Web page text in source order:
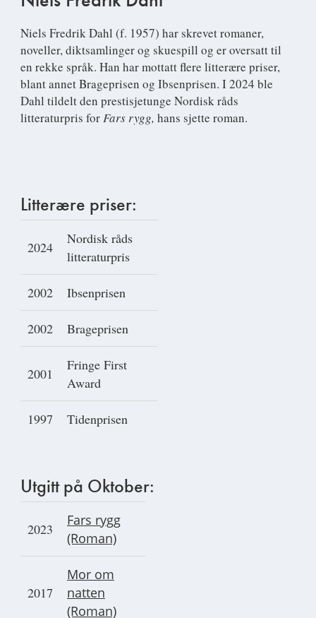
Niels Fredrik Dahl (f. 1957) har skrevet romaner,
noveller, diktsamlinger og skuespill og er oversatt til
en rekke språk. Han har mottatt flere litterære priser,
blant annet Brageprisen og Ibsenprisen. I 2024 ble
Dahl tildelt den prestisjetunge Nordisk råds
litteraturpris for Fars rygg, hans sjette roman.
Litterære priser:
2024
Nordisk råds
litteraturpris
2002 Ibsenprisen
2002 Brageprisen
2001
Fringe First
Award
1997 Tidenprisen
Utgitt på Oktober:
2023
Fars rygg
(Roman)
2017
Mor om
natten
(Roman)